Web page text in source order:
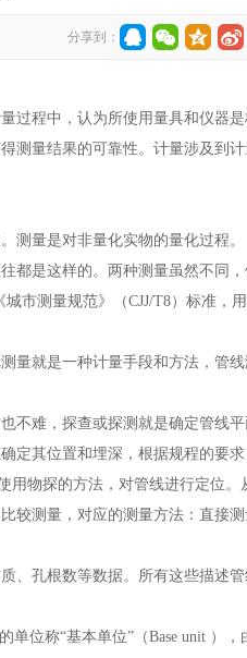
分享到：
程中，认为所使用量具和仪器是
测量结果的可靠性。计量涉及到
测量是对非量化实物的量化过程。
是这样的。两种测量虽然不同，
市测量规范》（CJJ/T8）标准，
就是一种计量手段和方法，管
难，探查或探测就是确定管线平
定其位置和埋深，根据规程的要
物探的方法，对管线进行定位。
较测量，对应的测量方法：直接
孔根数等数据。所有这些描述
位称“基本单位”（Base unit ），